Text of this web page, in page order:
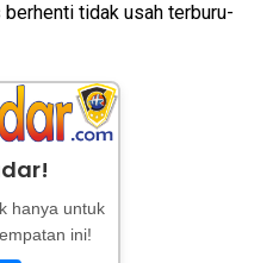
tidak usah terburu-
hanya untuk
ini!